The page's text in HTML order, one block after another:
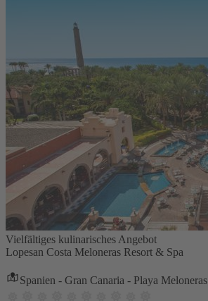
Vielfältiges kulinarisches Angebot
Lopesan Costa Meloneras Resort & Spa
Spanien - Gran Canaria - Playa Meloneras